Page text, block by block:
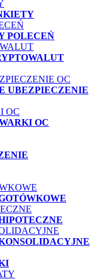
POLECEŃ
UBEZPIECZENIE
OC